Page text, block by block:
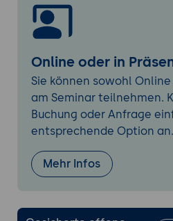
Positionierung und
Eingabeverarbeitung
Erklärung der
LibGDX, einschließlich
Maussteuerung sowie
mobile Geräte.
Implementierung von
Praktische Beispiele
Benutzerinteraktionen,
Online oder in
Sie können sowohl
am Seminar teilnehmen.
Buchung oder Anfrage
entsprechende Option an.
Mehr Infos